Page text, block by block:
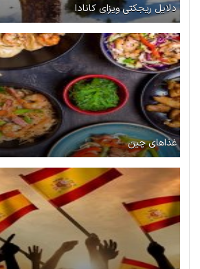
دلایل ریجکتی ویزای کانادا
غذاهای چین